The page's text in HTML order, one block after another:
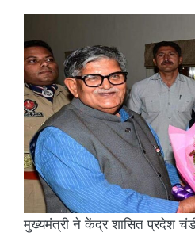
मुख्यमंत्री ने केंद्र शासित प्रदेश